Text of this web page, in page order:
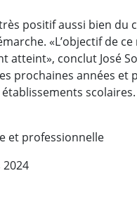
positif aussi bien du
«L’objectif de
atteint», conclut José
prochaines années et
scolaires.
et professionnelle